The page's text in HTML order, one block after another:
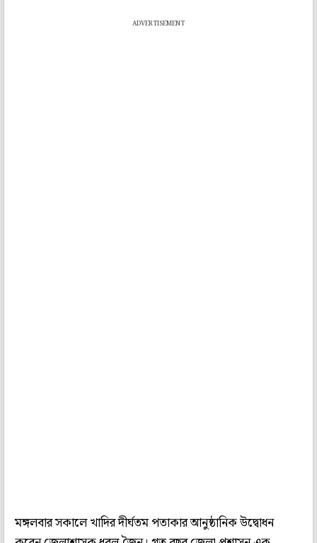
ADVERTISEMENT
মঙ্গলবার সকালে খাদির দীর্ঘতম পতাকার আনুষ্ঠানিক উদ্বোধন